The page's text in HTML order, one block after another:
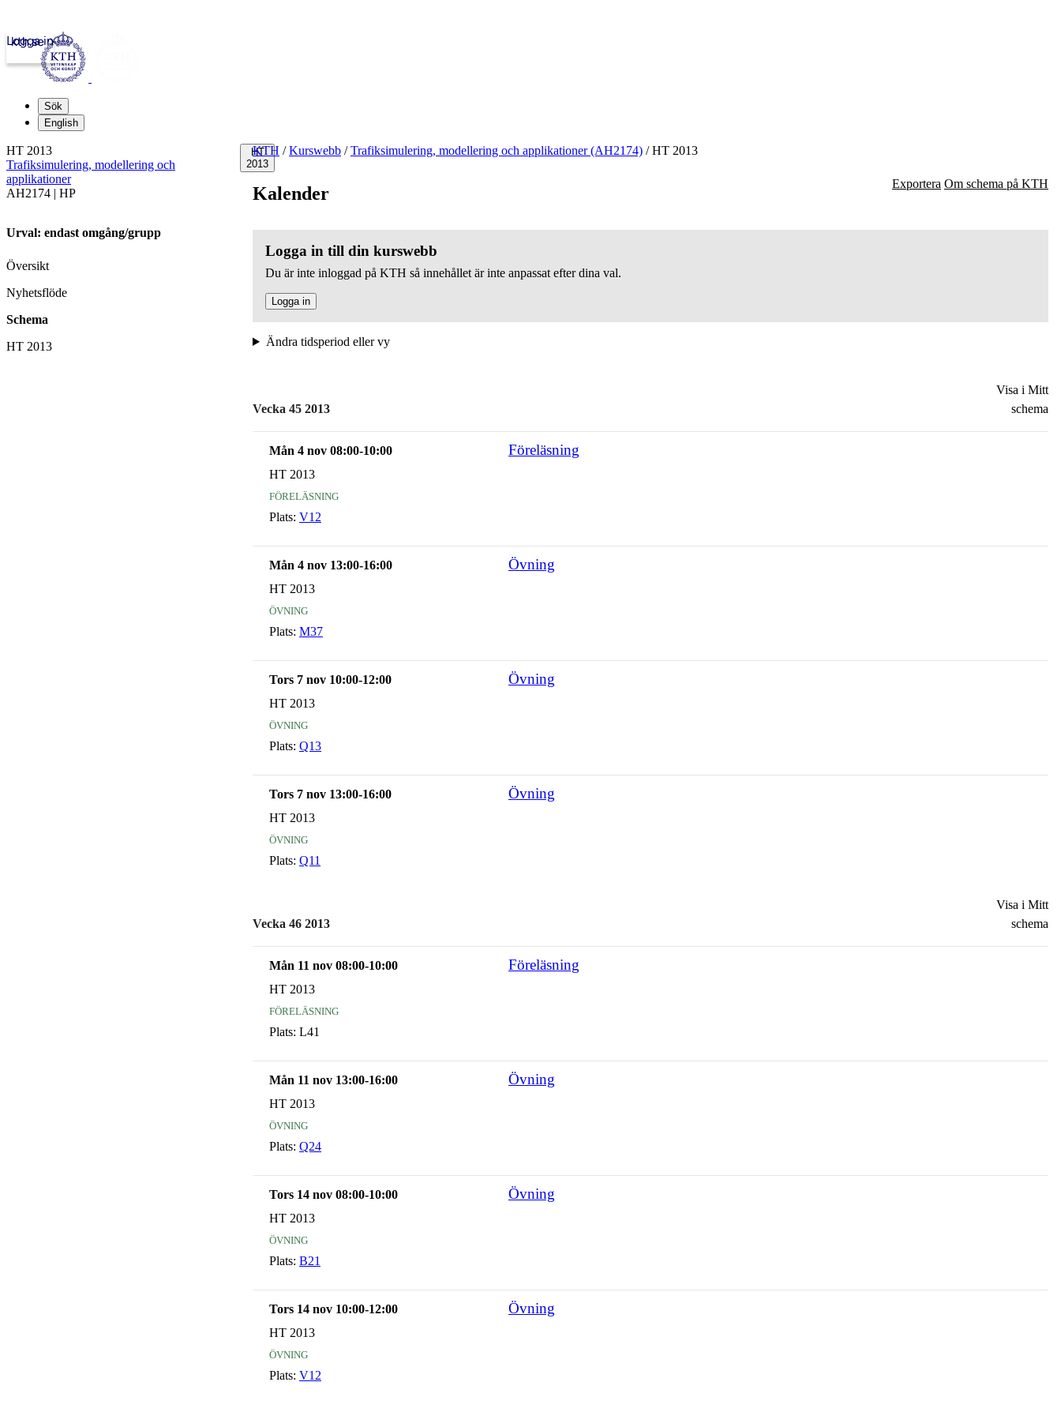
kth.se
Logga in
Sök
English
HT
2013
KTH / Kurswebb / Trafiksimulering, modellering och applikationer (AH2174) /HT 2013
Kalender Exportera Om schema på KTH
Logga in till din kurswebb
Du är inte inloggad på KTH så innehållet är inte anpassat efter dina val.
Logga in
Ändra tidsperiod eller vy
Vecka 45 2013
Visa i Mitt
schema
Mån 4 nov 08:00-10:00 Föreläsning
HT 2013
föreläsning
Plats: V12
Mån 4 nov 13:00-16:00 Övning
HT 2013
övning
Plats: M37
Tors 7 nov 10:00-12:00 Övning
HT 2013
övning
Plats: Q13
Tors 7 nov 13:00-16:00 Övning
HT 2013
övning
Plats: Q11
Vecka 46 2013
Visa i Mitt
schema
Mån 11 nov 08:00-10:00 Föreläsning
HT 2013
föreläsning
Plats: L41
Mån 11 nov 13:00-16:00 Övning
HT 2013
övning
Plats: Q24
Tors 14 nov 08:00-10:00 Övning
HT 2013
övning
Plats: B21
Tors 14 nov 10:00-12:00 Övning
HT 2013
övning
Plats: V12
HT 2013
Trafiksimulering, modellering och
applikationer
AH2174 | HP
Urval: endast omgång/grupp
Översikt
Nyhetsflöde
Schema
HT 2013